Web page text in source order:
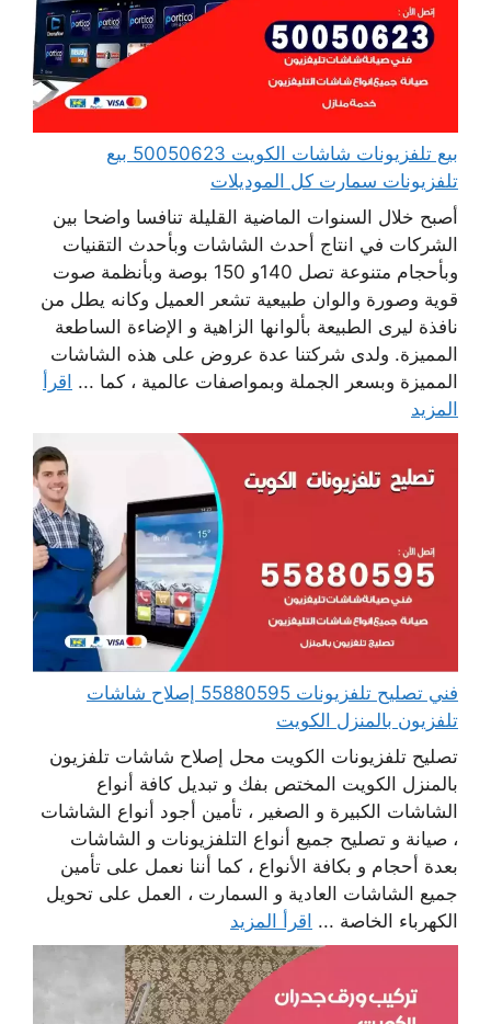
بيع تلفزيونات شاشات الكويت 50050623 بيع
تلفزيونات سمارت كل الموديلات
أصبح خلال السنوات الماضية القليلة تنافسا واضحا بين
الشركات في انتاج أحدث الشاشات وبأحدث التقنيات
وبأحجام متنوعة تصل 140و 150 بوصة وبأنظمة صوت
قوية وصورة والوان طبيعية تشعر العميل وكانه يطل من
نافذة ليرى الطبيعة بألوانها الزاهية و الإضاءة الساطعة
المميزة. ولدى شركتنا عدة عروض على هذه الشاشات
المميزة وبسعر الجملة وبمواصفات عالمية ، كما ... اقرأ
المزيد
فني تصليح تلفزيونات 55880595 إصلاح شاشات
تلفزيون بالمنزل الكويت
تصليح تلفزيونات الكويت محل إصلاح شاشات تلفزيون
بالمنزل الكويت المختص بفك و تبديل كافة أنواع
الشاشات الكبيرة و الصغير ، تأمين أجود أنواع الشاشات
، صيانة و تصليح جميع أنواع التلفزيونات و الشاشات
بعدة أحجام و بكافة الأنواع ، كما أننا نعمل على تأمين
جميع الشاشات العادية و السمارت ، العمل على تحويل
الكهرباء الخاصة ... اقرأ المزيد